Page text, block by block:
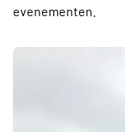
evenementen.